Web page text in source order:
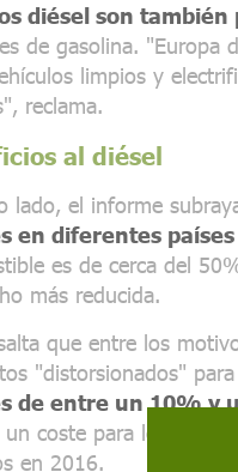
diésel son
de gasolina. "Europa
limpios y
reclama.
al diésel
lado, el informe
en diferentes
es de cerca del
más reducida.
que entre los
"distorsionados"
de entre un 10% y
coste para los
en 2016.